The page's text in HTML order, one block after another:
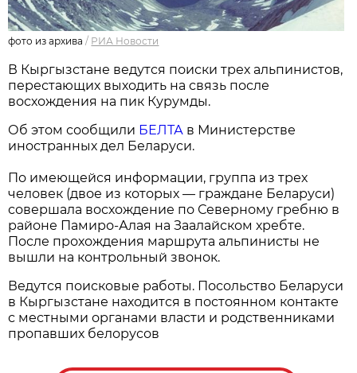
фото из архива / РИА Новости
В Кыргызстане ведутся поиски трех альпинистов,
перестающих выходить на связь после
восхождения на пик Курумды.
Об этом сообщили БЕЛТА в Министерстве
иностранных дел Беларуси.
По имеющейся информации, группа из трех
человек (двое из которых — граждане Беларуси)
совершала восхождение по Северному гребню в
районе Памиро-Алая на Заалайском хребте.
После прохождения маршрута альпинисты не
вышли на контрольный звонок.
Ведутся поисковые работы. Посольство Беларуси
в Кыргызстане находится в постоянном контакте
с местными органами власти и родственниками
пропавших белорусов